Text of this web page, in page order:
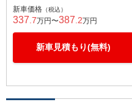
新車価格 （税込）
337 .7万円〜387 .2万円
新車見積もり(無料)